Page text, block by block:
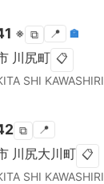
※ ⧉ 📍 🏣
川尻町 📋
SHI
⧉ 📍
川尻大川町 📋
SHI